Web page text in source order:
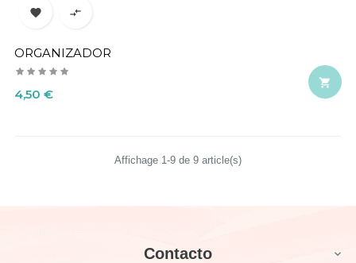
 
ORGANIZADOR
Precio
4,50 €

Affichage 1-9 de 9 article(s)
Contacto 